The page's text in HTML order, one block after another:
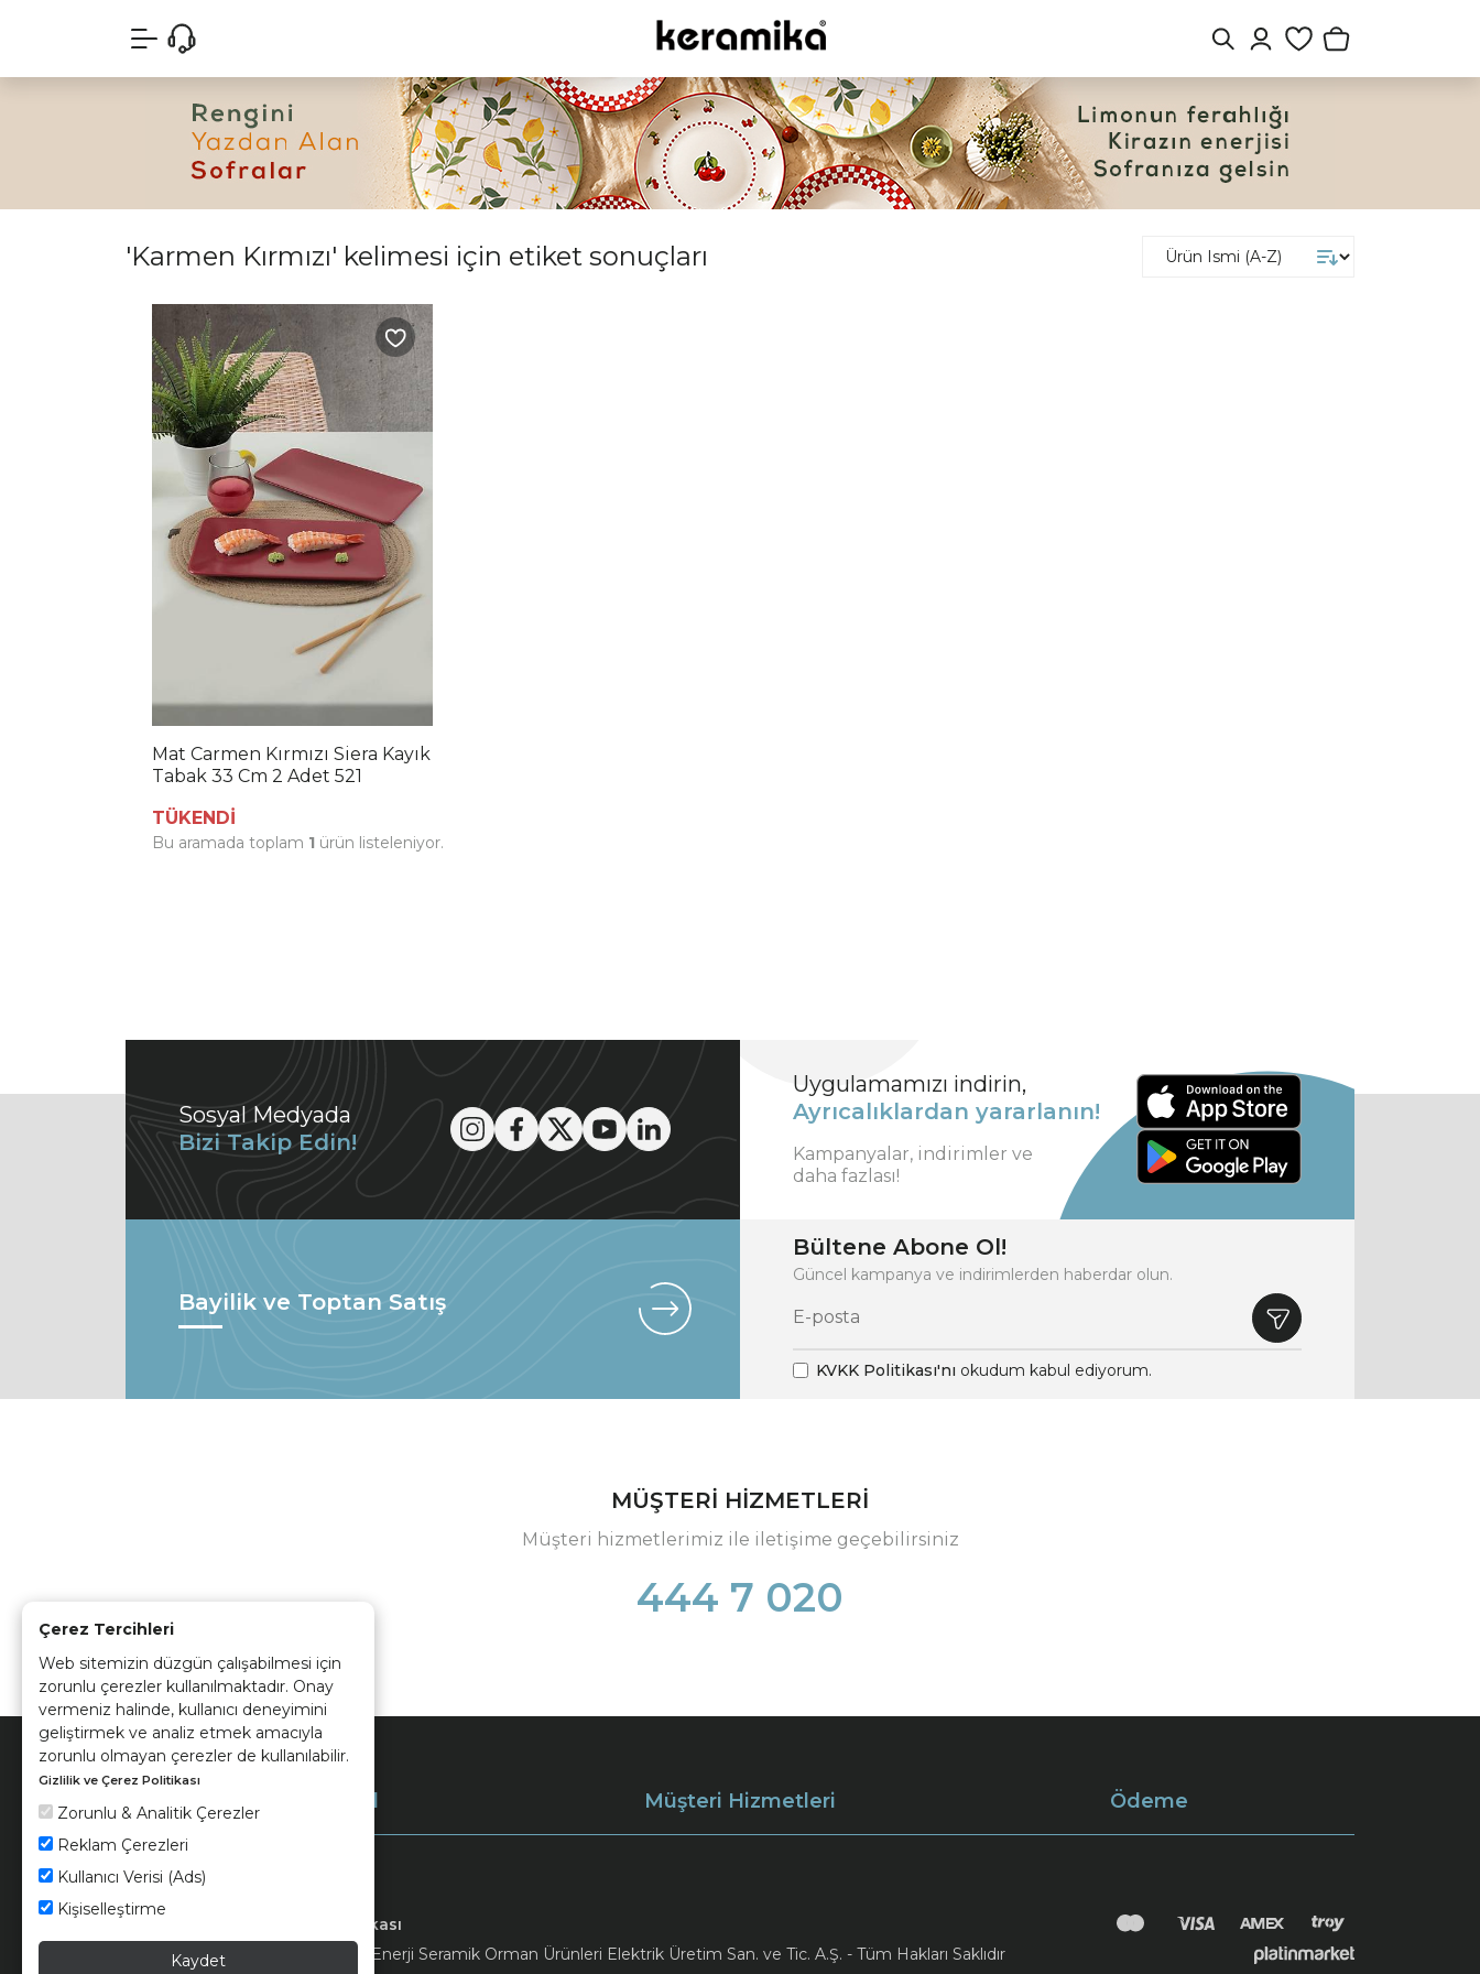
Çerez Tercihleri
Web sitemizin düzgün çalışabilmesi için
zorunlu çerezler kullanılmaktadır. Onay
vermeniz halinde, kullanıcı deneyimini
geliştirmek ve analiz etmek amacıyla
zorunlu olmayan çerezler de kullanılabilir.
Gizlilik ve Çerez Politikası
Zorunlu & Analitik Çerezler
Reklam Çerezleri
Kullanıcı Verisi (Ads)
Kişiselleştirme
Kaydet
'Karmen Kırmızı' kelimesi için etiket sonuçları
Mat Carmen Kırmızı Siera Kayık
Tabak 33 Cm 2 Adet 521
TÜKENDİ
Bu aramada toplam 1 ürün listeleniyor.
Sosyal Medyada
Bizi Takip Edin!
Uygulamamızı indirin,
Ayrıcalıklardan yararlanın!
Kampanyalar, indirimler ve
daha fazlası!
Bayilik ve Toptan Satış
Bültene Abone Ol!
Güncel kampanya ve indirimlerden haberdar olun.
KVKK Politikası'nı okudum kabul ediyorum.
MÜŞTERİ HİZMETLERİ
Müşteri hizmetlerimiz ile iletişime geçebilirsiniz
444 7 020
Müşteri Hizmetleri Ödeme
Kvkk ve Çerez Politikası
© 2026 Ünsa Madencilik Turizm Enerji Seramik Orman Ürünleri Elektrik Üretim San. ve Tic. A.Ş. - Tüm Hakları Saklıdır